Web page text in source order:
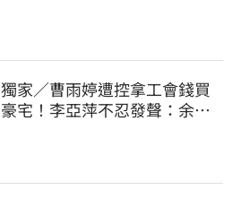
獨家／曹雨婷遭控拿工會錢買
豪宅！李亞萍不忍發聲：余天